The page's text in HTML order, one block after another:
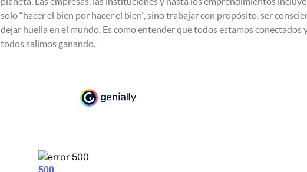
solo “hacer el bien por hacer el bien”, sino trabajar con propósito, ser
dejar huella en el mundo. Es como entender que todos estamos conectados
todos salimos ganando.